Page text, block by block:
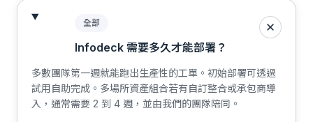
全部
Infodeck 需要多久才能部署？
多數團隊第一週就能跑出生產性的工單。初始部署可透過
試用自助完成。多場所資產組合若有自訂整合或承包商導
入，通常需要 2 到 4 週，並由我們的團隊陪同。